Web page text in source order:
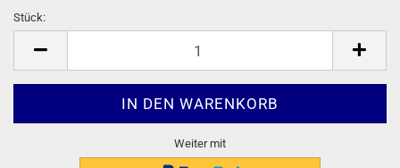
Stück:
Weiter mit